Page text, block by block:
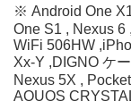
※ Android One
One S1 , Nexus 6
WiFi 506HW
Xx-Y ,DIGNO ケ
Nexus 5X ,
AQUOS